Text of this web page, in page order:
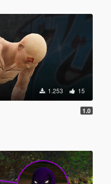
1.253 15
1.0